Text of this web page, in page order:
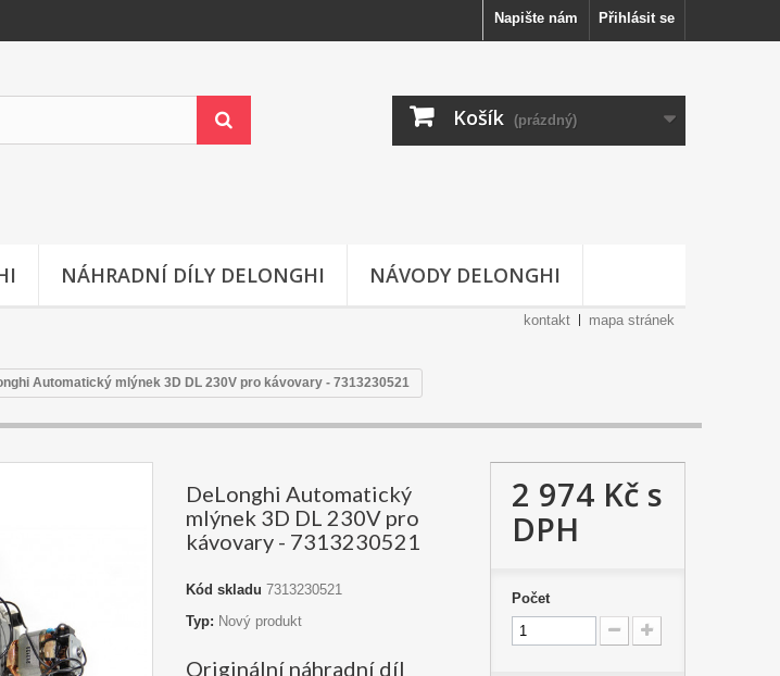
Přihlásit se
Napište nám
Košík (prázdný)
NÁHRADNÍ DÍLY DELONGHI NÁVODY DELONGHI
kontakt mapa stránek
Automatický mlýnek 3D DL 230V pro kávovary - 7313230521
DeLonghi Automatický
mlýnek 3D DL 230V pro
kávovary - 7313230521
Kód skladu 7313230521
Typ: Nový produkt
Originální náhradní díl
2 974 Kčs
DPH
Počet